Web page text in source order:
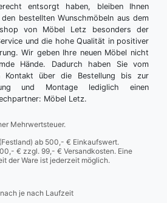
entsorgt haben, bleiben Ihnen
den bestellten Wunschmöbeln aus dem
von Möbel Letz besonders der
und die hohe Qualität in positiver
Wir geben Ihre neuen Möbel nicht
Hände. Dadurch haben Sie vom
Kontakt über die Bestellung bis zur
und Montage lediglich einen
Möbel Letz.
Mehrwertsteuer.
ab 500,- € Einkaufswert.
€ zzgl. 99,- € Versandkosten. Eine
der Ware ist jederzeit möglich.
je nach Laufzeit